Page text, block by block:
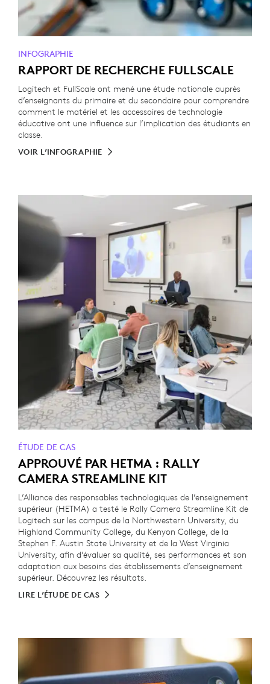
INFOGRAPHIE
RAPPORT DE RECHERCHE FULLSCALE
Logitech et FullScale ont mené une étude nationale auprès
d’enseignants du primaire et du secondaire pour comprendre
comment le matériel et les accessoires de technologie
éducative ont une influence sur l’implication des étudiants en
classe.
VOIR L’INFOGRAPHIE
ÉTUDE DE CAS
APPROUVÉ PAR HETMA : RALLY
CAMERA STREAMLINE KIT
L’Alliance des responsables technologiques de l’enseignement
supérieur (HETMA) a testé le Rally Camera Streamline Kit de
Logitech sur les campus de la Northwestern University, du
Highland Community College, du Kenyon College, de la
Stephen F. Austin State University et de la West Virginia
University, afin d’évaluer sa qualité, ses performances et son
adaptation aux besoins des établissements d’enseignement
supérieur. Découvrez les résultats.
LIRE L’ÉTUDE DE CAS